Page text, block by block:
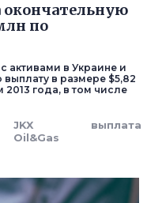
окончательную
по
активами в Украине и
в размере $5,82
года, в том числе
JKX
Oil&Gas
выплата